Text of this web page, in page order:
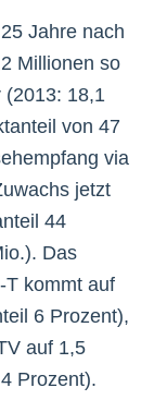
Jahre nach
Millionen so
(2013: 18,1
von 47
via
jetzt
44
Das
T kommt auf
6 Prozent),
auf 1,5
Prozent).